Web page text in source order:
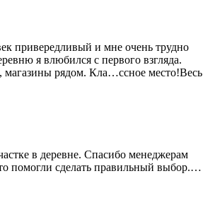
привередливый и мне очень трудно
я влюбился с первого взгляда.
магазины рядом. Кла…ссное место!Весь
в деревне. Спасибо менеджерам
помогли сделать правильный выбор.…